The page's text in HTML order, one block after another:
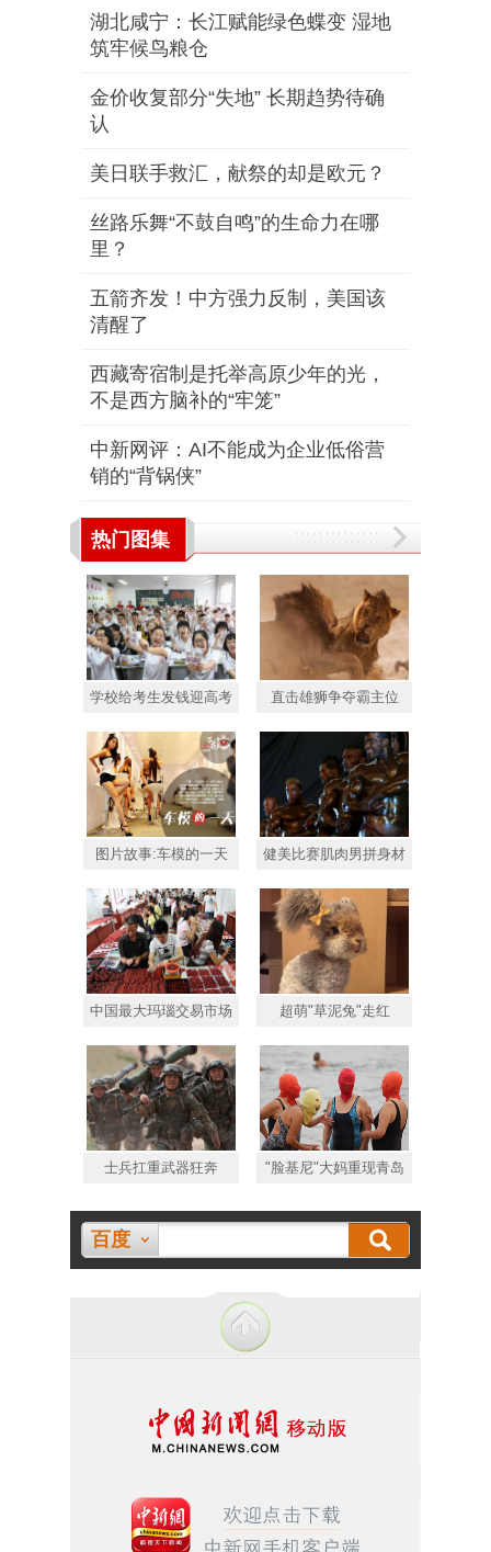
湖北咸宁：长江赋能绿色蝶变 湿地
筑牢候鸟粮仓
金价收复部分“失地” 长期趋势待确
认
美日联手救汇，献祭的却是欧元？
丝路乐舞“不鼓自鸣”的生命力在哪
里？
五箭齐发！中方强力反制，美国该
清醒了
西藏寄宿制是托举高原少年的光，
不是西方脑补的“牢笼”
中新网评：AI不能成为企业低俗营
销的“背锅侠”
热门图集
学校给考生发钱迎高考 直击雄狮争夺霸主位
图片故事:车模的一天 健美比赛肌肉男拼身材
中国最大玛瑙交易市场 超萌"草泥兔"走红
士兵扛重武器狂奔 "脸基尼"大妈重现青岛
百度